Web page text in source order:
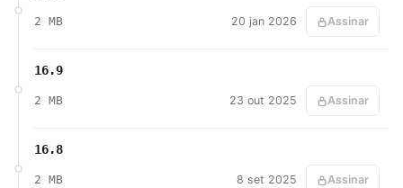
2 MB 20 jan 2026 Assinar
16.9
2 MB 23 out 2025 Assinar
16.8
2 MB 8 set 2025 Assinar